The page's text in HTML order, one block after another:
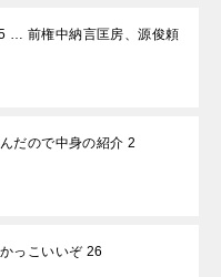
… 前権中納言匡房、源俊頼
だので中身の紹介 2
っこいいぞ 26